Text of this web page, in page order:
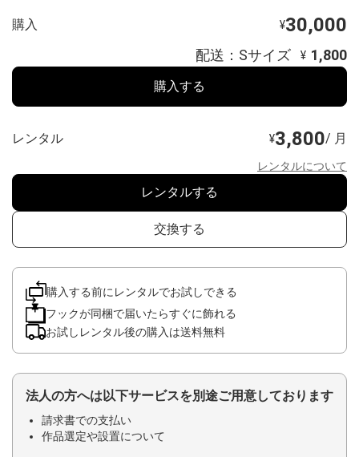
購入 ¥30,000
配送：Sサイズ ¥ 1,800
購入する
レンタル ¥3,800/ 月
レンタルについて
レンタルする
交換する
購入する前にレンタルでお試しできる
フックが同梱で届いたらすぐに飾れる
お試しレンタル後の購入は送料無料
法人の方へは以下サービスを別途ご用意しております
請求書での支払い
作品選定や設置について